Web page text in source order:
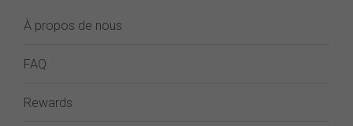
À propos de nous
FAQ
Rewards